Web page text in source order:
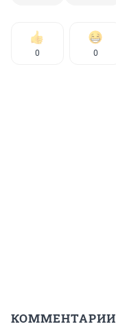
0 0
КОММЕНТАРИИ